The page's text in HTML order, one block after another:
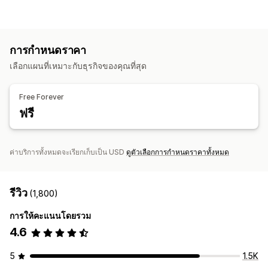
การตลาดและการขาย
การวิเคราะห์การชำระเงิน
การวิเคราะห์ช่องทาง
ตะกร้าสินค้าที่ยังไม่ชำระเงิน
ภาพและรายงาน
การแจ้งเตือน
การกำหนดราคา
เลือกแผนที่เหมาะกับธุรกิจของคุณที่สุด
Free Forever
ฟรี
ค่าบริการทั้งหมดจะเรียกเก็บเป็น USD ดูตัวเลือกการกำหนดราคาทั้งหมด
รีวิว (1,800)
การให้คะแนนโดยรวม
4.6
5
1.5K